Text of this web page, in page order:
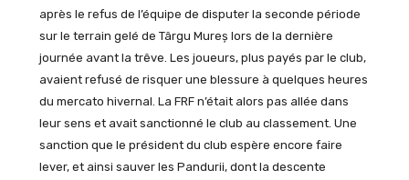
après le refus de l’équipe de disputer la seconde période
sur le terrain gelé de Târgu Mureș lors de la dernière
journée avant la trêve. Les joueurs, plus payés par le club,
avaient refusé de risquer une blessure à quelques heures
du mercato hivernal. La FRF n’était alors pas allée dans
leur sens et avait sanctionné le club au classement. Une
sanction que le président du club espère encore faire
lever, et ainsi sauver les Pandurii, dont la descente